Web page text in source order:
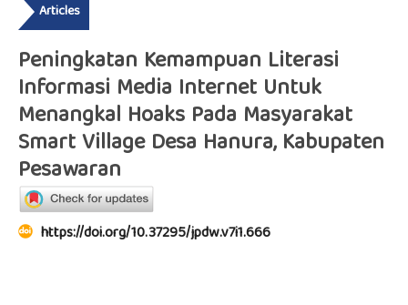
Articles
Peningkatan Kemampuan Literasi
Informasi Media Internet Untuk
Menangkal Hoaks Pada Masyarakat
Smart Village Desa Hanura, Kabupaten
Pesawaran
https://doi.org/10.37295/jpdw.v7i1.666